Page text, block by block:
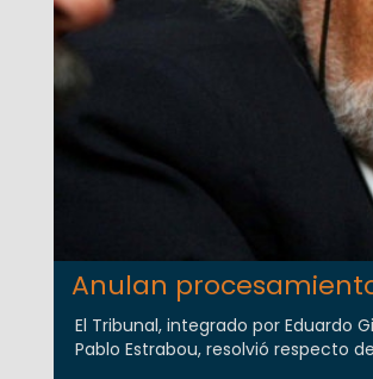
Anulan
El Tribunal, integrado por Eduardo
Pablo Estrabou, resolvió respecto